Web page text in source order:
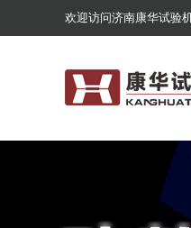
欢迎访问济南康华试验